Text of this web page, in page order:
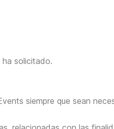
solicitado.
siempre que sean